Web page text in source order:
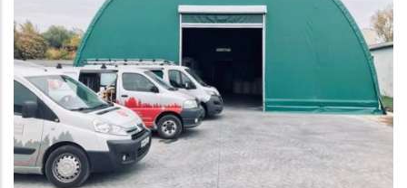
Tárolósátor Bácsán, műtrágya, vetőmag és
géptárolásra
SÁTOR